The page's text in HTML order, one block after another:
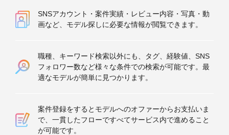
SNSアカウント・案件実績・レビュー内容・写真・動
画など、モデル探しに必要な情報が閲覧できます。
職種、キーワード検索以外にも、タグ、経験値、SNS
フォロワー数など様々な条件での検索が可能です。最
適なモデルが簡単に見つかります。
案件登録をするとモデルへのオファーからお支払いま
で、一貫したフローですべてサービス内で進めること
が可能です。